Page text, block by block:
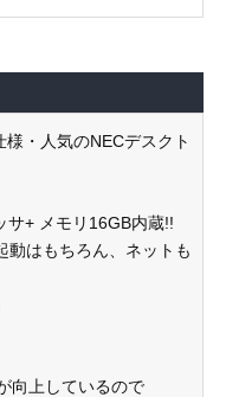
・人気のNECデスクト
サ+ メモリ16GB内蔵!!
動はもちろん、ネットも
向上しているので